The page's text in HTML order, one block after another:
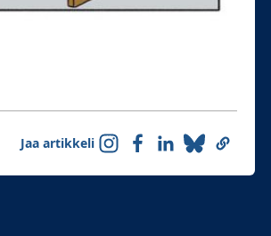
Jaa artikkeli